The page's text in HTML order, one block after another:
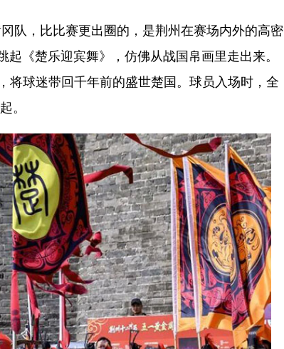
，比比赛更出圈的，是荆州在赛场内外的高密
《楚乐迎宾舞》，仿佛从战国帛画里走出来。
将球迷带回千年前的盛世楚国。球员入场时，全
。